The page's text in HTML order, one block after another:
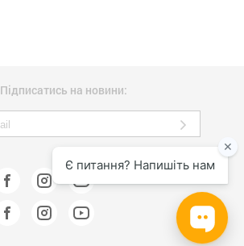
Підписатись на новини: